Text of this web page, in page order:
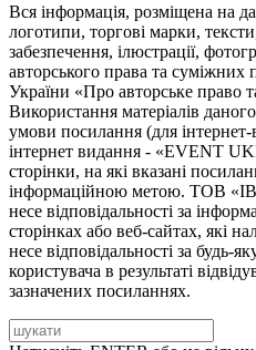
Вся інформація, розміщена на
логотипи, торгові марки,
забезпечення, ілюстрації,
авторського права та суміжних
України «Про авторське право
Використання матеріалів
умови посилання (для
інтернет видання - «EVENT
сторінки, на які вказані
інформаційною метою. ТОВ
несе відповідальності за
сторінках або веб-сайтах, які
несе відповідальності за будь-
користувача в результаті
зазначених посиланнях.